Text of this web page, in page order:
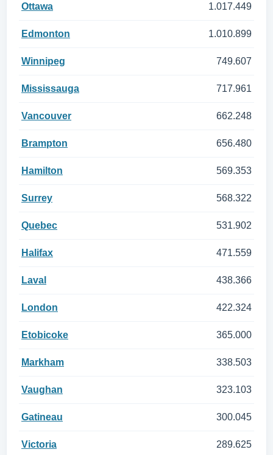
Ottawa 1.017.449
Edmonton 1.010.899
Winnipeg 749.607
Mississauga 717.961
Vancouver 662.248
Brampton 656.480
Hamilton 569.353
Surrey 568.322
Quebec 531.902
Halifax 471.559
Laval 438.366
London 422.324
Etobicoke 365.000
Markham 338.503
Vaughan 323.103
Gatineau 300.045
Victoria 289.625